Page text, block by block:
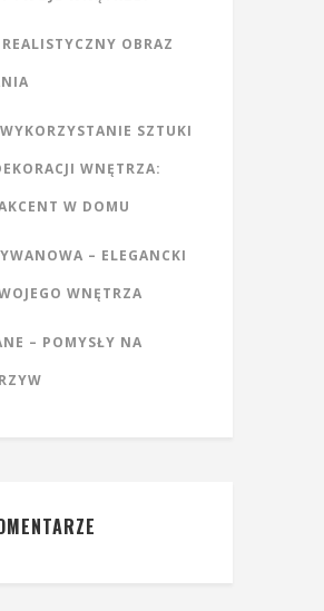
OBRAZ
SZTUKI
WNĘTRZA:
W DOMU
– ELEGANCKI
WNĘTRZA
– POMYSŁY NA